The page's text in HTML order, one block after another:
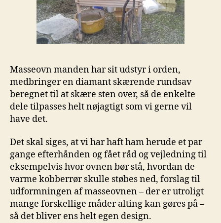
Masseovn manden har sit udstyr i orden,
medbringer en diamant skærende rundsav
beregnet til at skære sten over, så de enkelte
dele tilpasses helt nøjagtigt som vi gerne vil
have det.
Det skal siges, at vi har haft ham herude et par
gange efterhånden og fået råd og vejledning til
eksempelvis hvor ovnen bør stå, hvordan de
varme kobberrør skulle støbes ned, forslag til
udformningen af masseovnen – der er utroligt
mange forskellige måder alting kan gøres på –
så det bliver ens helt egen design.